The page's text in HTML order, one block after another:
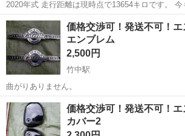
2020年式 走行距離は現時点で13654キロです。 今も乗っているので多
少伸びます。 低速走行時に1度右側に転しており
す。スライダーを付けていたので助かりました。
ん。 カスタム多数、...
大分 大分市 カワサキ GSXR
価格交渉可！発送不可！
エンブレム
2,500円
竹中駅
曲がりありません。
大分 大分市 竹中駅 カワサキ エスト
価格交渉可！発送不可！
カバー2